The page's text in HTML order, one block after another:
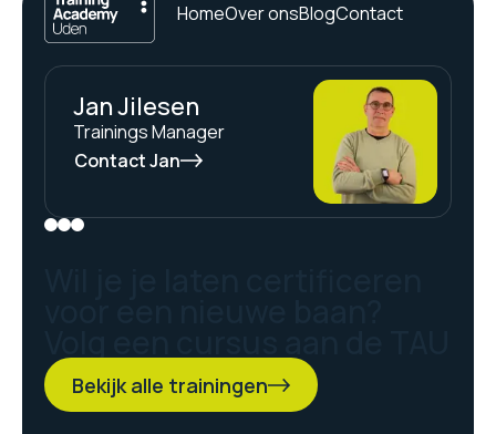
HomeOver onsBlogContact
Jan Jilesen
Trainings Manager
Contact Jan
Bekijk alle trainingen